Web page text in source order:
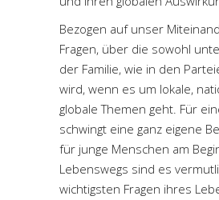
Bezogen auf unser
Fragen, über die sowohl
der Familie, wie in den
wird, wenn es um lokale,
globale Themen geht. Für
schwingt eine ganz eigene
für junge Menschen am
Lebenswegs sind es
wichtigsten Fragen ihres